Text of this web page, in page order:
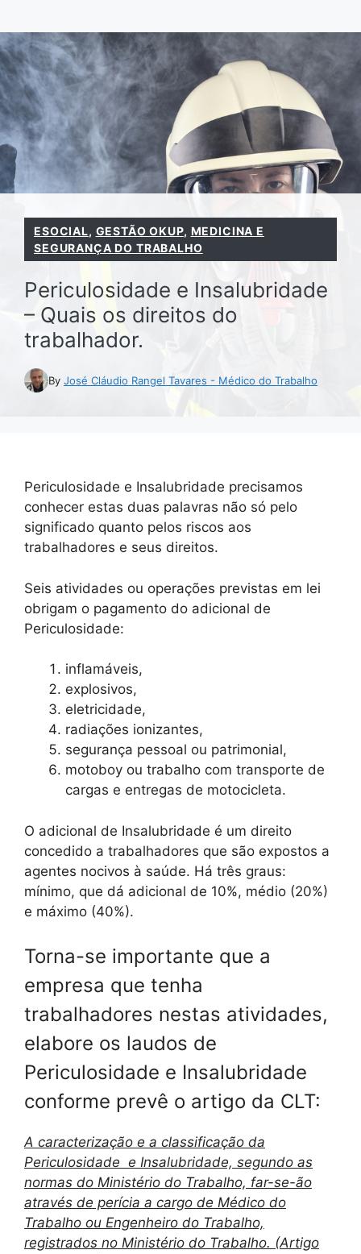
para
o
conteúdo
ESOCIAL, GESTÃO OKUP, MEDICINA E
SEGURANÇA DO TRABALHO
Periculosidade e Insalubridade
– Quais os direitos do
trabalhador.
By José Cláudio Rangel Tavares - Médico do Trabalho
Periculosidade e Insalubridade precisamos
conhecer estas duas palavras não só pelo
significado quanto pelos riscos aos
trabalhadores e seus direitos.
Seis atividades ou operações previstas em lei
obrigam o pagamento do adicional de
Periculosidade:
inflamáveis,
explosivos,
eletricidade,
radiações ionizantes,
segurança pessoal ou patrimonial,
motoboy ou trabalho com transporte de
cargas e entregas de motocicleta.
O adicional de Insalubridade é um direito
concedido a trabalhadores que são expostos a
agentes nocivos à saúde. Há três graus:
mínimo, que dá adicional de 10%, médio (20%)
e máximo (40%).
Torna-se importante que a
empresa que tenha
trabalhadores nestas atividades,
elabore os laudos de
Periculosidade e Insalubridade
conforme prevê o artigo da CLT:
A caracterização e a classificação da
Periculosidade e Insalubridade, segundo as
normas do Ministério do Trabalho, far-se-ão
através de perícia a cargo de Médico do
Trabalho ou Engenheiro do Trabalho,
registrados no Ministério do Trabalho. (Artigo